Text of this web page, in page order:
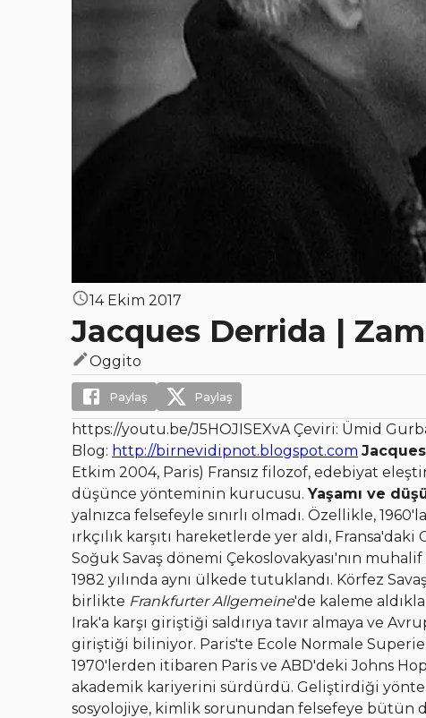
14 Ekim 2017
Jacques Derrida |
Oggito
Paylaş Paylaş
https://youtu.be/J5HOJISEXvA Çeviri: Ümid
Blog: http://birnevidipnot.blogspot.com
Etkim 2004, Paris) Fransız filozof, edebiyat
düşünce yönteminin kurucusu. Yaşamı ve
yalnızca felsefeyle sınırlı olmadı. Özellikle,
ırkçılık karşıtı hareketlerde yer aldı,
Soğuk Savaş dönemi Çekoslovakyası'nın
1982 yılında aynı ülkede tutuklandı. Körfez
birlikte Frankfurter Allgemeine'de kaleme
Irak'a karşı giriştiği saldırıya tavır almaya ve
giriştiği biliniyor. Paris'te Ecole Normale
1970'lerden itibaren Paris ve ABD'deki Johns
akademik kariyerini sürdürdü. Geliştirdiği
sosyolojiye, kimlik sorunundan felsefeye bütün